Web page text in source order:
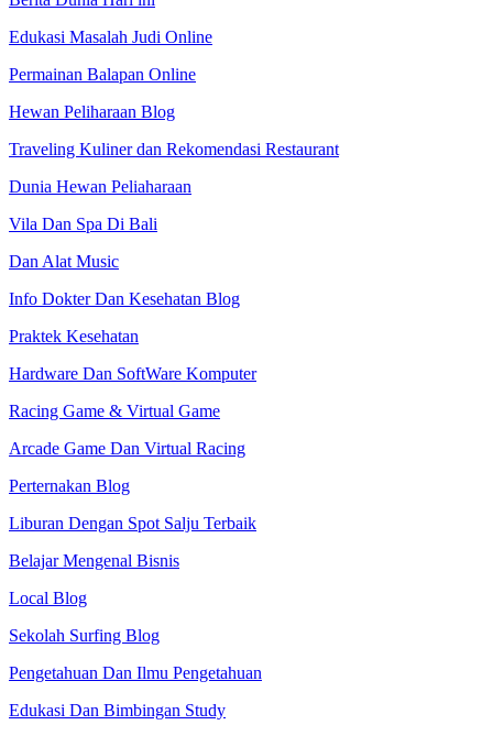
Edukasi Masalah Judi Online
Permainan Balapan Online
Hewan Peliharaan Blog
Traveling Kuliner dan Rekomendasi Restaurant
Dunia Hewan Peliaharaan
Vila Dan Spa Di Bali
Dan Alat Music
Info Dokter Dan Kesehatan Blog
Praktek Kesehatan
Hardware Dan SoftWare Komputer
Racing Game & Virtual Game
Arcade Game Dan Virtual Racing
Perternakan Blog
Liburan Dengan Spot Salju Terbaik
Belajar Mengenal Bisnis
Local Blog
Sekolah Surfing Blog
Pengetahuan Dan Ilmu Pengetahuan
Edukasi Dan Bimbingan Study